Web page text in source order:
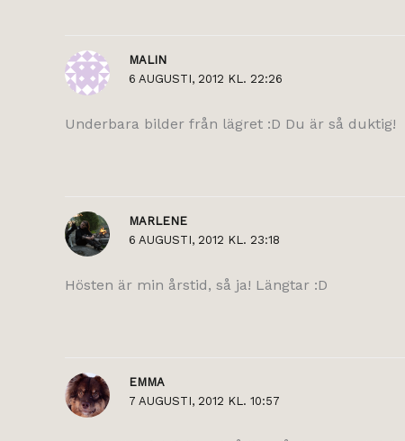
MALIN
6 AUGUSTI, 2012 KL. 22:26
Underbara bilder från lägret :D Du är så duktig!
MARLENE
6 AUGUSTI, 2012 KL. 23:18
Hösten är min årstid, så ja! Längtar :D
EMMA
7 AUGUSTI, 2012 KL. 10:57